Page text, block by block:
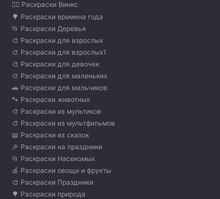
🧚‍♀️ Раскраски Винкс
🌳 Раскраски времена года
📂 Раскраски Деревья
🎨 Раскраски для взрослых
🎨 Раскраски для взрослых1
🎨 Раскраски для девочек
🎨 Раскраски для маленьких
🚗 Раскраски для мальчиков
🐾 Раскраски животных
🎨 Раскраски из мультиков
🎨 Раскраски из мультфильмов
📖 Раскраски из сказок
🎉 Раскраски на праздники
📂 Раскраски Насекомых
🍏 Раскраски овощи и фрукты
🎨 Раскраски Праздники
🌳 Раскраски природа